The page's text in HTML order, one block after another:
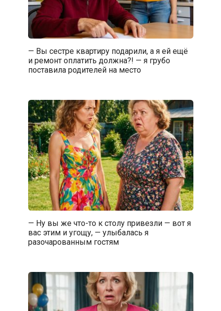
— Вы сестре квартиру подарили, а я ей ещё
и ремонт оплатить должна?! — я грубо
поставила родителей на место
— Ну вы же что-то к столу привезли — вот я
вас этим и угощу, — улыбалась я
разочарованным гостям